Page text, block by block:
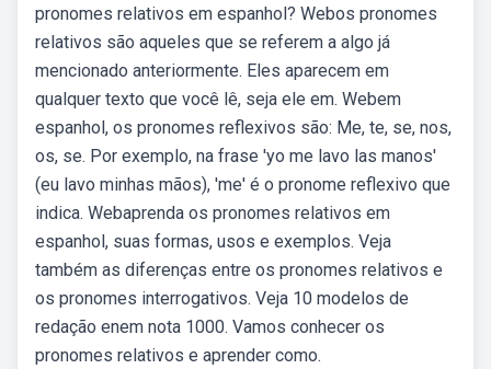
pronomes relativos em espanhol? Webos pronomes
relativos são aqueles que se referem a algo já
mencionado anteriormente. Eles aparecem em
qualquer texto que você lê, seja ele em. Webem
espanhol, os pronomes reflexivos são: Me, te, se, nos,
os, se. Por exemplo, na frase 'yo me lavo las manos'
(eu lavo minhas mãos), 'me' é o pronome reflexivo que
indica. Webaprenda os pronomes relativos em
espanhol, suas formas, usos e exemplos. Veja
também as diferenças entre os pronomes relativos e
os pronomes interrogativos. Veja 10 modelos de
redação enem nota 1000. Vamos conhecer os
pronomes relativos e aprender como.